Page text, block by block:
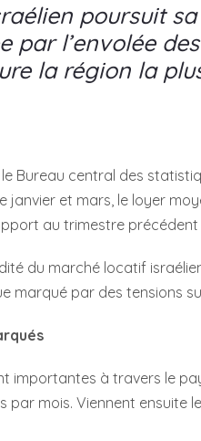
poursuit
par l’envolée
la région la
Bureau central des
janvier et mars, le loyer
au trimestre précédent
du marché locatif
marqué par des tensions
importantes à travers le
par mois. Viennent ensuite